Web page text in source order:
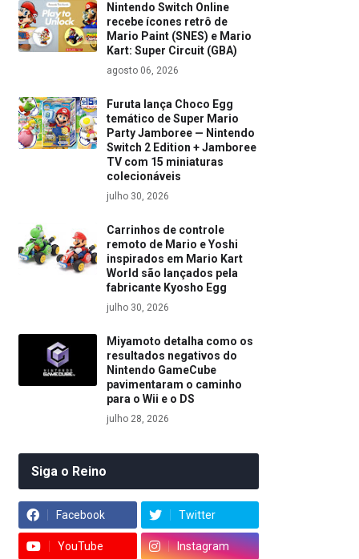
Nintendo Switch Online
recebe ícones retrô de
Mario Paint (SNES) e Mario
Kart: Super Circuit (GBA)
agosto 06, 2026
Furuta lança Choco Egg
temático de Super Mario
Party Jamboree — Nintendo
Switch 2 Edition + Jamboree
TV com 15 miniaturas
colecionáveis
julho 30, 2026
Carrinhos de controle
remoto de Mario e Yoshi
inspirados em Mario Kart
World são lançados pela
fabricante Kyosho Egg
julho 30, 2026
Miyamoto detalha como os
resultados negativos do
Nintendo GameCube
pavimentaram o caminho
para o Wii e o DS
julho 28, 2026
Siga o Reino
Facebook Twitter
YouTube Instagram